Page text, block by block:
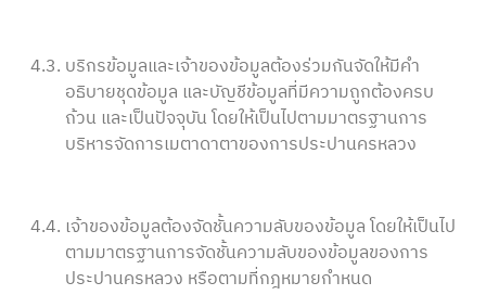
4.3. บริกรข้อมูลและเจ้าของข้อมูลต้องร่วมกันจัดให้มีคำ
อธิบายชุดข้อมูล และบัญชีข้อมูลที่มีความถูกต้องครบ
ถ้วน และเป็นปัจจุบัน โดยให้เป็นไปตามมาตรฐานการ
บริหารจัดการเมตาดาตาของการประปานครหลวง
4.4. เจ้าของข้อมูลต้องจัดชั้นความลับของข้อมูล โดยให้เป็นไป
ตามมาตรฐานการจัดชั้นความลับของข้อมูลของการ
ประปานครหลวง หรือตามที่กฎหมายกำหนด